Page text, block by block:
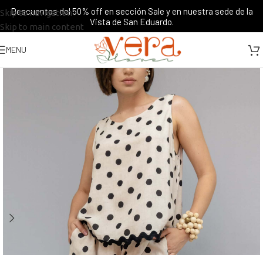
Skip to navigation
Skip to main content
Descuentos del 50% off en sección Sale y en nuestra sede de la
Vista de San Eduardo.
MENU